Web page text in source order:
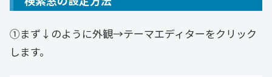
①まず↓のように外観→テーマエディターをクリック
します。